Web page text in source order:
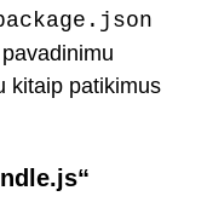
kitaip patikimus